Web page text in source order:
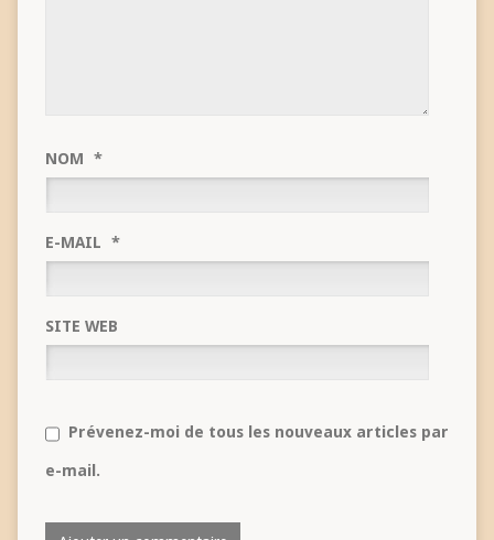
NOM *
E-MAIL *
SITE WEB
Prévenez-moi de tous les nouveaux articles par
e-mail.